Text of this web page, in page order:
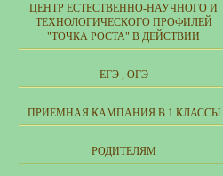
ЦЕНТР ЕСТЕСТВЕННО-НАУЧНОГО И
ТЕХНОЛОГИЧЕСКОГО ПРОФИЛЕЙ
"ТОЧКА РОСТА" В ДЕЙСТВИИ
ЕГЭ , ОГЭ
ПРИЕМНАЯ КАМПАНИЯ В 1 КЛАССЫ
РОДИТЕЛЯМ